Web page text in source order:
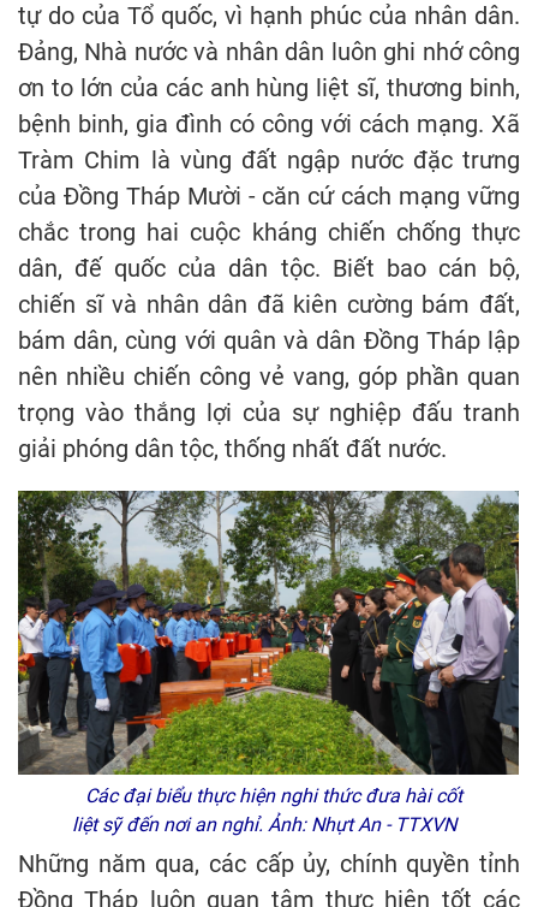
tự do của Tổ quốc, vì hạnh phúc của nhân dân.
Đảng, Nhà nước và nhân dân luôn ghi nhớ công
ơn to lớn của các anh hùng liệt sĩ, thương binh,
bệnh binh, gia đình có công với cách mạng. Xã
Tràm Chim là vùng đất ngập nước đặc trưng
của Đồng Tháp Mười - căn cứ cách mạng vững
chắc trong hai cuộc kháng chiến chống thực
dân, đế quốc của dân tộc. Biết bao cán bộ,
chiến sĩ và nhân dân đã kiên cường bám đất,
bám dân, cùng với quân và dân Đồng Tháp lập
nên nhiều chiến công vẻ vang, góp phần quan
trọng vào thắng lợi của sự nghiệp đấu tranh
giải phóng dân tộc, thống nhất đất nước.
Các đại biểu thực hiện nghi thức đưa hài cốt
liệt sỹ đến nơi an nghỉ. Ảnh: Nhựt An - TTXVN
Những năm qua, các cấp ủy, chính quyền tỉnh
Đồng Tháp luôn quan tâm thực hiện tốt các